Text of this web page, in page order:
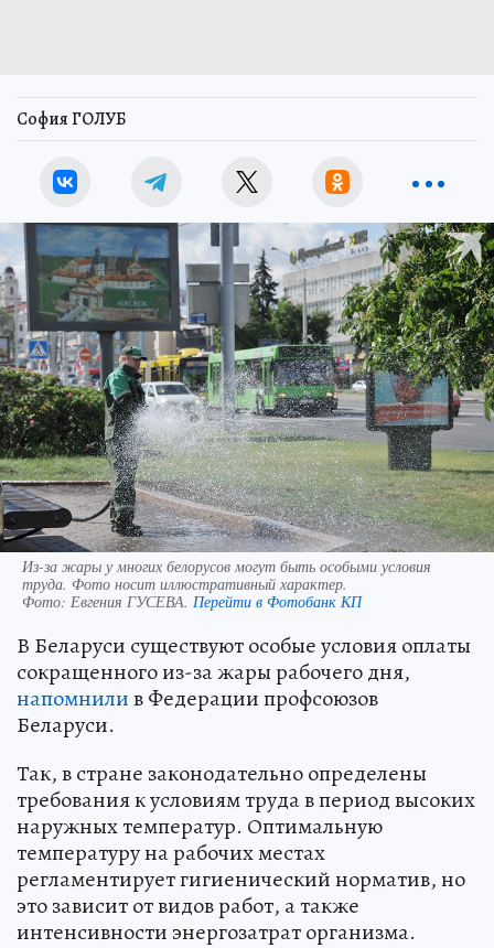
София ГОЛУБ
Из-за жары у многих белорусов могут быть особыми условия
труда. Фото носит иллюстративный характер.
Фото: Евгения ГУСЕВА. Перейти в Фотобанк КП
В Беларуси существуют особые условия оплаты
сокращенного из-за жары рабочего дня,
напомнилив Федерации профсоюзов
Беларуси.
Так, в стране законодательно определены
требования к условиям труда в период высоких
наружных температур. Оптимальную
температуру на рабочих местах
регламентирует гигиенический норматив, но
это зависит от видов работ, а также
интенсивности энергозатрат организма.